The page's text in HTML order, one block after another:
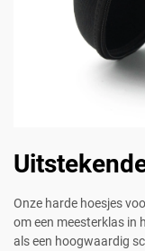
Onze harde hoesjes
om een meesterklas in
als een hoogwaardig